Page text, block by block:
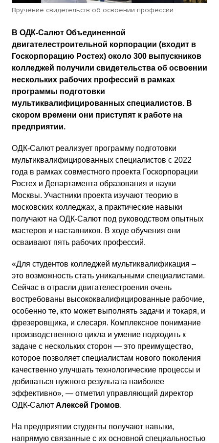
Вручение свидетельств об освоении профессии
В ОДК-Салют Объединенной
двигателестроительной корпорации (входит в
Госкорпорацию Ростех) около 300 выпускников
колледжей получили свидетельства об освоении
нескольких рабочих профессий в рамках
программы подготовки
мультиквалифицированных специалистов. В
скором времени они приступят к работе на
предприятии.
ОДК-Салют реализует программу подготовки
мультиквалифицированных специалистов с 2022
года в рамках совместного проекта Госкорпорации
Ростех и Департамента образования и науки
Москвы. Участники проекта изучают теорию в
московских колледжах, а практические навыки
получают на ОДК-Салют под руководством опытных
мастеров и наставников. В ходе обучения они
осваивают пять рабочих профессий.
«Для студентов колледжей мультиквалификация –
это возможность стать уникальными специалистами.
Сейчас в отрасли двигателестроения очень
востребованы высококвалифицированные рабочие,
особенно те, кто может выполнять задачи и токаря, и
фрезеровщика, и слесаря. Комплексное понимание
производственного цикла и умение подходить к
задаче с нескольких сторон — это преимущество,
которое позволяет специалистам нового поколения
качественно улучшать технологические процессы и
добиваться нужного результата наиболее
эффективно», — отметил управляющий директор
ОДК-Салют Алексей Громов.
На предприятии студенты получают навыки,
напрямую связанные с их основной специальностью